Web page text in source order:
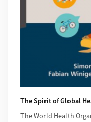
The Spirit of Global
The World Health